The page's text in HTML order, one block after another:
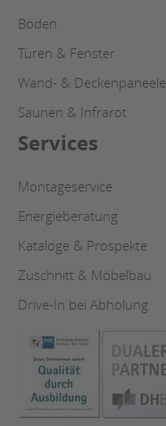
Böden
Türen & Fenster
Wand- & Deckenpaneele
Saunen & Infrarot
Services
Montageservice
Energieberatung
Kataloge & Prospekte
Zuschnitt & Möbelbau
Drive-In bei Abholung